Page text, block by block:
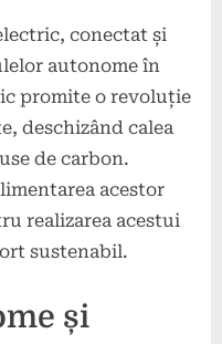
conectat și
autonome în
promite o revoluție
deschizând calea
de carbon.
acestor
realizarea acestui
sustenabil.
și